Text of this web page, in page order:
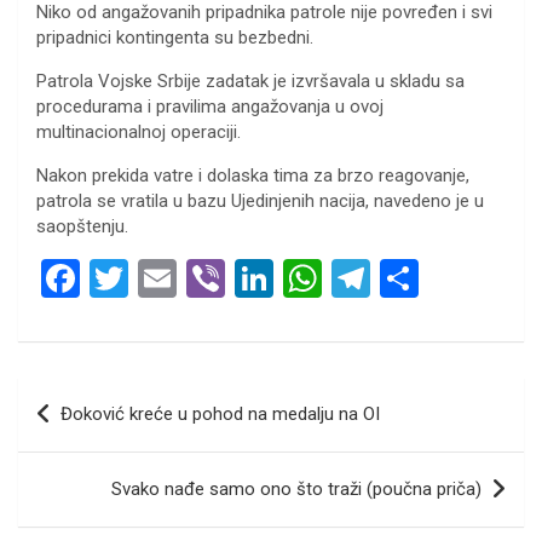
Niko od angažovanih pripadnika patrole nije povređen i svi
pripadnici kontingenta su bezbedni.
Patrola Vojske Srbije zadatak je izvršavala u skladu sa
procedurama i pravilima angažovanja u ovoj
multinacionalnoj operaciji.
Nakon prekida vatre i dolaska tima za brzo reagovanje,
patrola se vratila u bazu Ujedinjenih nacija, navedeno je u
saopštenju.
F
ce
b
o
T
tt
er
E
ail
Vi
er
Li
ke
dI
n
W
at
s
A
p
p
T
e
gr
a
m
ar
Кретање
чланка
Đoković kreće u pohod na medalju na OI
Svako nađe samo ono što traži (poučna priča)